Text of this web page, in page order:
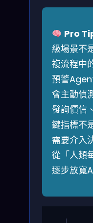
Pro
級場景不
複流程中
預警
會主動偵
發詢價信
鍵指標不
需要介入
從「人類
逐步放寬